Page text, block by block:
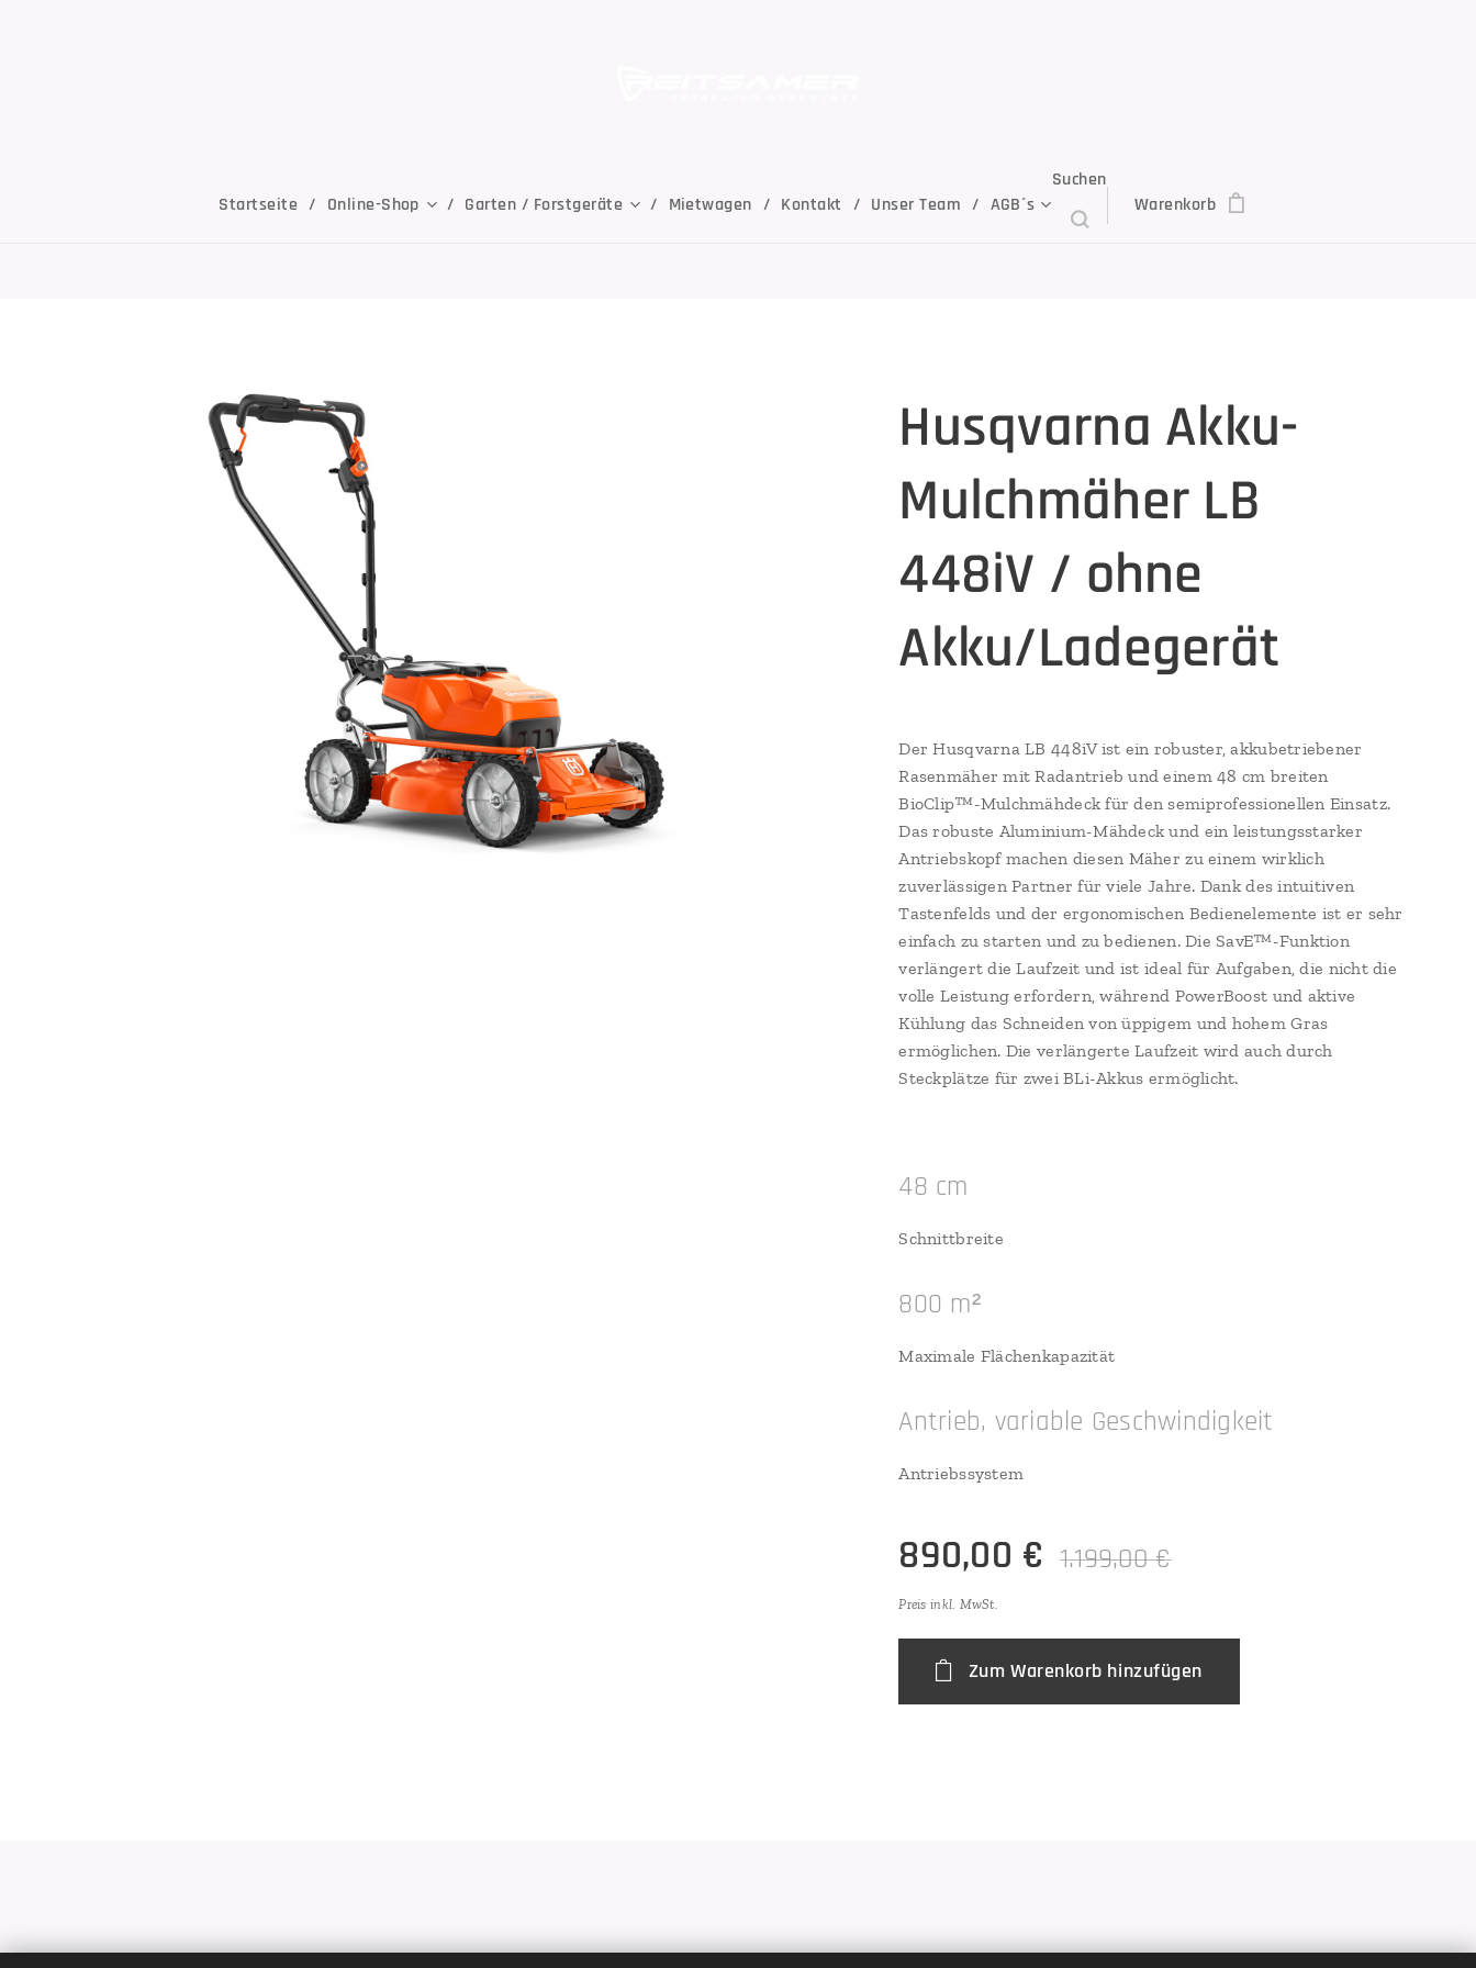
Startseite Online-Shop Garten / Forstgeräte Mietwagen Kontakt Unser Team AGB´s
Suchen
Warenkorb
Husqvarna Akku-
Mulchmäher LB
448iV / ohne
Akku/Ladegerät
Der Husqvarna LB 448iV ist ein robuster, akkubetriebener
Rasenmäher mit Radantrieb und einem 48 cm breiten
BioClip™-Mulchmähdeck für den semiprofessionellen Einsatz.
Das robuste Aluminium-Mähdeck und ein leistungsstarker
Antriebskopf machen diesen Mäher zu einem wirklich
zuverlässigen Partner für viele Jahre. Dank des intuitiven
Tastenfelds und der ergonomischen Bedienelemente ist er sehr
einfach zu starten und zu bedienen. Die SavE™-Funktion
verlängert die Laufzeit und ist ideal für Aufgaben, die nicht die
volle Leistung erfordern, während PowerBoost und aktive
Kühlung das Schneiden von üppigem und hohem Gras
ermöglichen. Die verlängerte Laufzeit wird auch durch
Steckplätze für zwei BLi-Akkus ermöglicht.
48 cm
Schnittbreite
800 m²
Maximale Flächenkapazität
Antrieb, variable Geschwindigkeit
Antriebssystem
890,00 € 1.199,00€
Preis inkl. MwSt.
Zum Warenkorb hinzufügen